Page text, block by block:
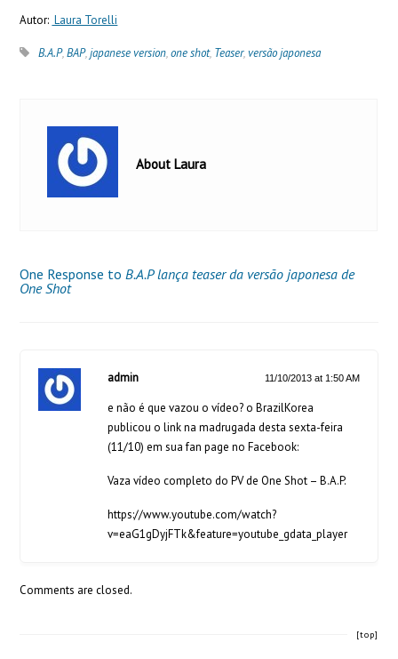
Autor: Laura Torelli
B.A.P,BAP,japanese version,one shot, Teaser,versão japonesa
About Laura
One Response toB.A.P lança teaser da versão japonesa de
One Shot
admin 11/10/2013 at 1:50 AM
e não é que vazou o vídeo? o BrazilKorea
publicou o link na madrugada desta sexta-feira
(11/10) em sua fan page no Facebook:
Vaza vídeo completo do PV de One Shot – B.A.P.
https://www.youtube.com/watch?
v=eaG1gDyjFTk&feature=youtube_gdata_player
Comments are closed.
[top]